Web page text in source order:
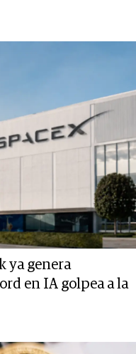
ya genera
en IA golpea a la